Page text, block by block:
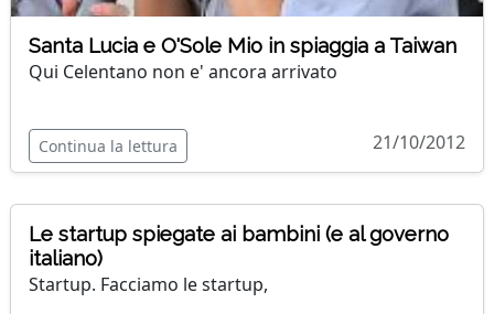
Santa Lucia e O'Sole Mio in spiaggia a Taiwan
Qui Celentano non e' ancora arrivato
Continua la lettura 21/10/2012
Le startup spiegate ai bambini (e al governo
italiano)
Startup. Facciamo le startup,